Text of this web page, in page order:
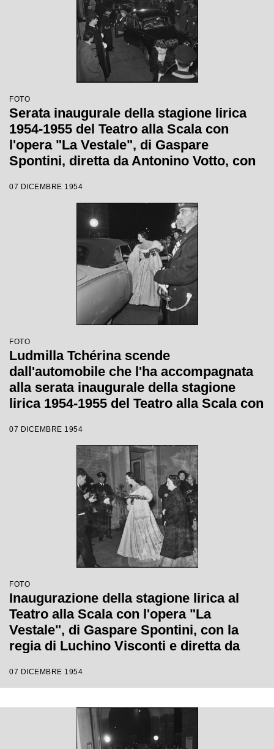
FOTO
Serata inaugurale della stagione lirica
1954-1955 del Teatro alla Scala con
l'opera "La Vestale", di Gaspare
Spontini, diretta da Antonino Votto, con
07 DICEMBRE 1954
FOTO
Ludmilla Tchérina scende
dall'automobile che l'ha accompagnata
alla serata inaugurale della stagione
lirica 1954-1955 del Teatro alla Scala con
Spontini, diretta da Antonino Votto, con
la regia di Luchino Visconti
07 DICEMBRE 1954
FOTO
Inaugurazione della stagione lirica al
Teatro alla Scala con l'opera "La
Vestale", di Gaspare Spontini, con la
regia di Luchino Visconti e diretta da
07 DICEMBRE 1954